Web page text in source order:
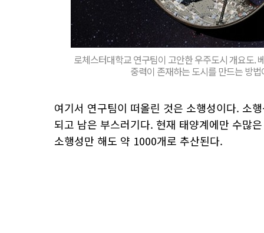
로체스터대학교 연구팀이 고안한 우주도시 개요도.
중력이 존재하는 도시를 만드는 방
여기서 연구팀이 떠올린 것은 소행성이다. 소
되고 남은 부스러기다. 현재 태양계에만 수많
소행성만 해도 약 1000개로 추산된다.